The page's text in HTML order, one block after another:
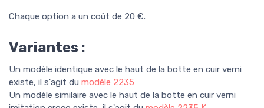
Chaque option a un coût de 20 €.
Variantes :
Un modèle identique avec le haut de la botte en cuir verni
existe, il s'agit du modèle 2235
Un modèle similaire avec le haut de la botte en cuir verni